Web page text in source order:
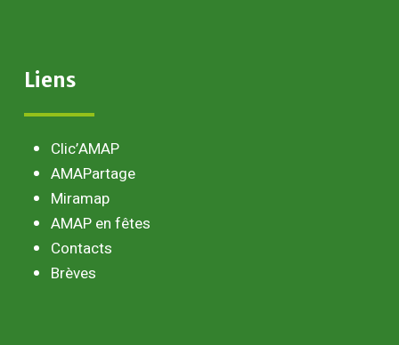
Liens
Clic’AMAP
AMAPartage
Miramap
AMAP en fêtes
Contacts
Brèves